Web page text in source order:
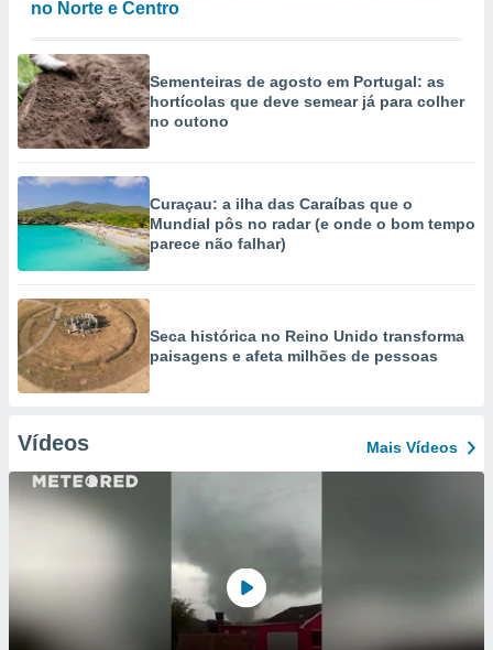
no Norte e Centro
Sementeiras de agosto em Portugal: as
hortícolas que deve semear já para colher
no outono
Curaçau: a ilha das Caraíbas que o
Mundial pôs no radar (e onde o bom tempo
parece não falhar)
Seca histórica no Reino Unido transforma
paisagens e afeta milhões de pessoas
Vídeos Mais Vídeos